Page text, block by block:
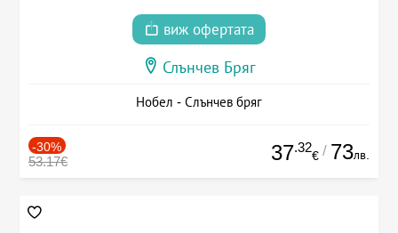
виж офертата
Слънчев Бряг
Нобел - Слънчев бряг
-30%
53.17€ 37.32
€ / 73лв.